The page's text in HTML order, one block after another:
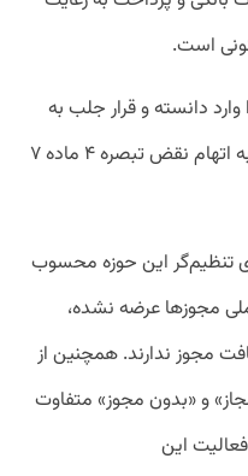
است.
دانسته و قرار جلب به
دادرسی مقام مسئول بانک مرکزی را به اتهام نقض تبصره ۴ ماده ۷
تنظیم‌گر این حوزه محسوب
مجوزها عرضه نشده،
مجوز ندارند. همچنین از
و «بدون مجوز» متفاوت
این